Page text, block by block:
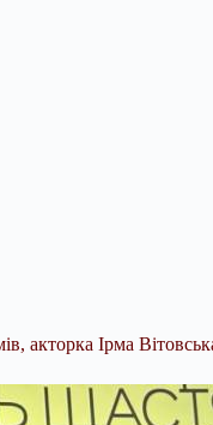
акторка Ірма